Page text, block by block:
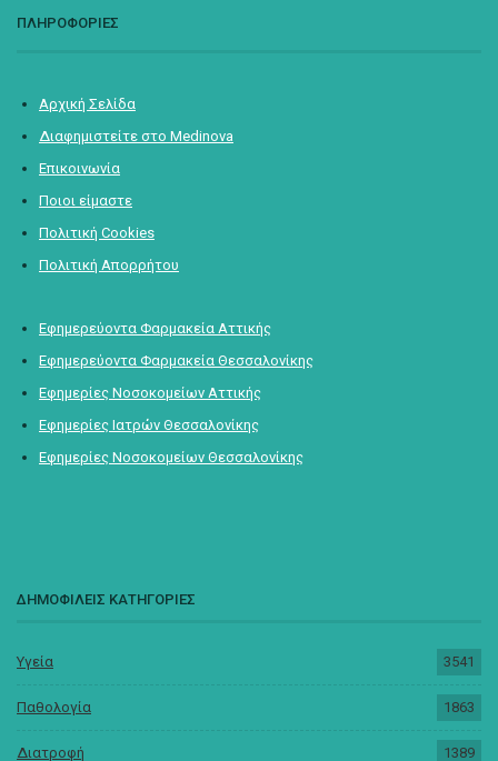
ΠΛΗΡΟΦΟΡΙΕΣ
Αρχική Σελίδα
Διαφημιστείτε στο Medinova
Επικοινωνία
Ποιοι είμαστε
Πολιτική Cookies
Πολιτική Απορρήτου
Εφημερεύοντα Φαρμακεία Αττικής
Εφημερεύοντα Φαρμακεία Θεσσαλονίκης
Εφημερίες Νοσοκομείων Αττικής
Εφημερίες Ιατρών Θεσσαλονίκης
Εφημερίες Νοσοκομείων Θεσσαλονίκης
ΔΗΜΟΦΙΛΕΙΣ ΚΑΤΗΓΟΡΙΕΣ
Υγεία 3541
Παθολογία 1863
Διατροφή 1389